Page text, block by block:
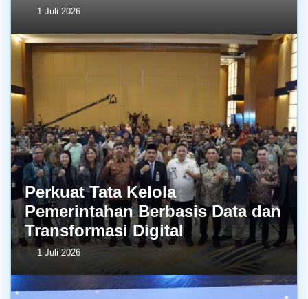
1 Juli 2026
Perkuat Tata Kelola
Pemerintahan Berbasis Data dan
Transformasi Digital
1 Juli 2026